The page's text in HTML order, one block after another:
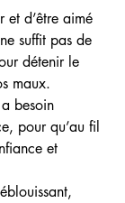
et d’être aimé
suffit pas de
détenir le
maux.
besoin
pour qu’au fil
et